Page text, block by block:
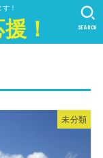
！
！ SEARCH
未分類